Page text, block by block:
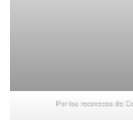
Por los recovecos del